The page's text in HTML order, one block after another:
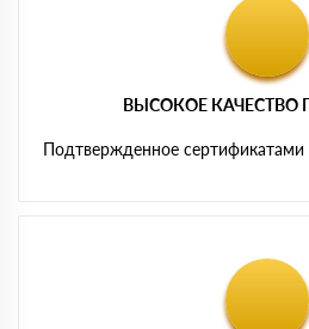
ВЫСОКОЕ КАЧЕСТВО
Подтвержденное